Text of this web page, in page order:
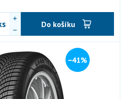
Do košíku
−41%